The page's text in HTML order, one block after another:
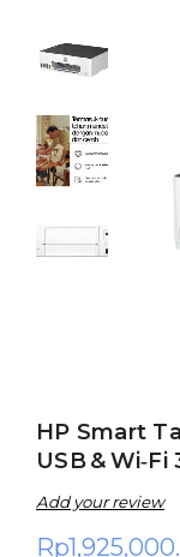
HP Smart
USB &
Add your review
Rp